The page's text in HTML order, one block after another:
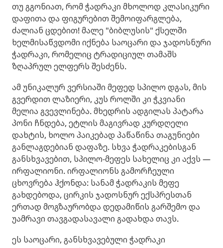
თუ გგონიათ, რომ ჭადრაკი მხოლოდ კლასიკური
დაფითა და ფიგურებით შემოიფარგლება,
ძალიან ცდებით! მალე "ბიბლუსის" ქსელში
ხელმისაწვდომი იქნება საოცარი და ჯადოსნური
ჭადრაკი, რომელიც ტრადიციულ თამაშს
ზღაპრულ ელფერს შესძენს.
ამ უნიკალურ ვერსიაში მეფედ სპილო დგას, მის
გვერდით ლაზიერი, კუს როლში კი ჭკვიანი
მელია გვევლინება. მხედრის ადგილას პატარა
პონი ჩნდება, ეტლის მაგივრად კურდღელი
დახტის, ხოლო პაიკებად პაწაწინა თაგუნიები
განლაგდებიან დაფაზე. სხვა ჭადრაკებისგან
განსხვავებით, სპილო-მეფეს სახელიც კი აქვს —
ირფალიონი. ირფალიონს გამორჩეული
ცხოვრება ჰქონდა: სანამ ჭადრაკის მეფე
გახდებოდა, ცირკის ჯადოსნურ ექსპრესთან
ერთად მოგზაურობდა დედამიწის გარშემო და
უამრავი თავგადასავალი გადახდა თავს.
ეს საოცარი, განსხვავებული ჭადრაკი